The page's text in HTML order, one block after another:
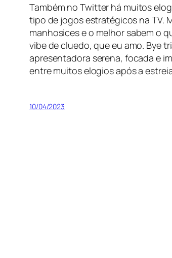
Também no Twitter há muitos
tipo de jogos estratégicos na TV.
manhosices e o melhor sabem o
vibe de cluedo, que eu amo. Bye
apresentadora serena, focada e
entre muitos elogios após a estreia
10/04/2023